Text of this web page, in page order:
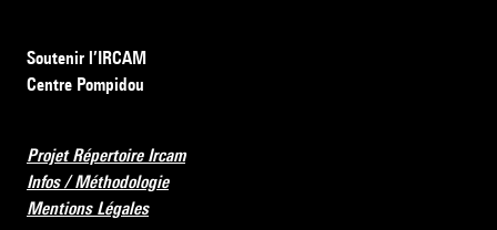
Soutenir l’IRCAM
Centre Pompidou
Projet Répertoire Ircam
Infos / Méthodologie
Mentions Légales